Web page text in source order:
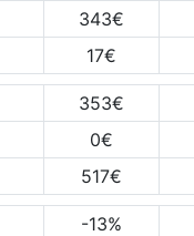
343€
17€
353€
0€
517€
-13%